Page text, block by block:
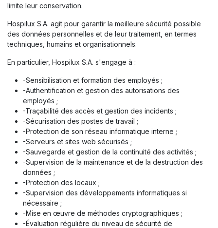
limite leur conservation.
Hospilux S.A. agit pour garantir la meilleure sécurité possible
des données personnelles et de leur traitement, en termes
techniques, humains et organisationnels.
En particulier, Hospilux S.A. s'engage à :
-Sensibilisation et formation des employés ;
-Authentification et gestion des autorisations des
employés ;
-Traçabilité des accès et gestion des incidents ;
-Sécurisation des postes de travail ;
-Protection de son réseau informatique interne ;
-Serveurs et sites web sécurisés ;
-Sauvegarde et gestion de la continuité des activités ;
-Supervision de la maintenance et de la destruction des
données ;
-Protection des locaux ;
-Supervision des développements informatiques si
nécessaire ;
-Mise en œuvre de méthodes cryptographiques ;
-Évaluation régulière du niveau de sécurité de